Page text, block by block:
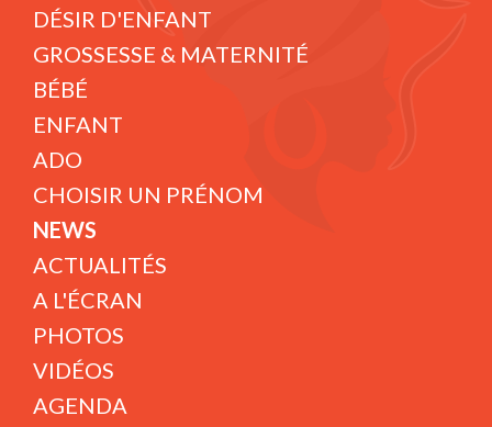
DÉSIR D'ENFANT
GROSSESSE & MATERNITÉ
BÉBÉ
ENFANT
ADO
CHOISIR UN PRÉNOM
NEWS
ACTUALITÉS
A L'ÉCRAN
PHOTOS
VIDÉOS
AGENDA